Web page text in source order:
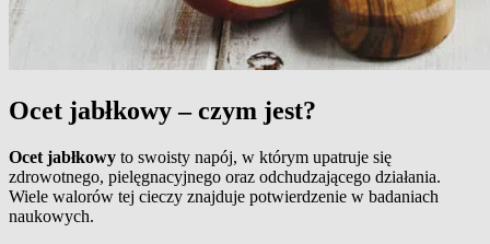
Ocet jabłkowy – czym jest?
Ocet jabłkowy to swoisty napój, w którym upatruje się
zdrowotnego, pielęgnacyjnego oraz odchudzającego działania.
Wiele walorów tej cieczy znajduje potwierdzenie w badaniach
naukowych.